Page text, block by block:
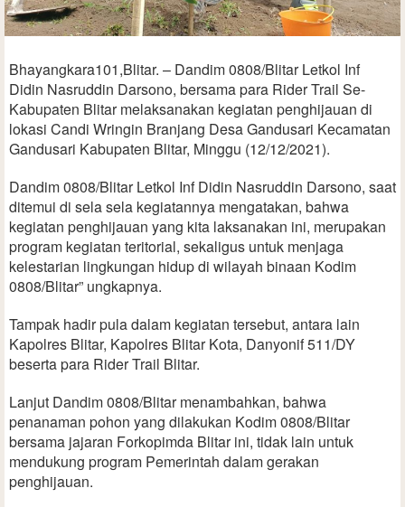
Bhayangkara101,Blitar. – Dandim 0808/Blitar Letkol Inf
Didin Nasruddin Darsono, bersama para Rider Trail Se-
Kabupaten Blitar melaksanakan kegiatan penghijauan di
lokasi Candi Wringin Branjang Desa Gandusari Kecamatan
Gandusari Kabupaten Blitar, Minggu (12/12/2021).
Dandim 0808/Blitar Letkol Inf Didin Nasruddin Darsono, saat
ditemui di sela sela kegiatannya mengatakan, bahwa
kegiatan penghijauan yang kita laksanakan ini, merupakan
program kegiatan teritorial, sekaligus untuk menjaga
kelestarian lingkungan hidup di wilayah binaan Kodim
0808/Blitar” ungkapnya.
Tampak hadir pula dalam kegiatan tersebut, antara lain
Kapolres Blitar, Kapolres Blitar Kota, Danyonif 511/DY
beserta para Rider Trail Blitar.
Lanjut Dandim 0808/Blitar menambahkan, bahwa
penanaman pohon yang dilakukan Kodim 0808/Blitar
bersama jajaran Forkopimda Blitar ini, tidak lain untuk
mendukung program Pemerintah dalam gerakan
penghijauan.